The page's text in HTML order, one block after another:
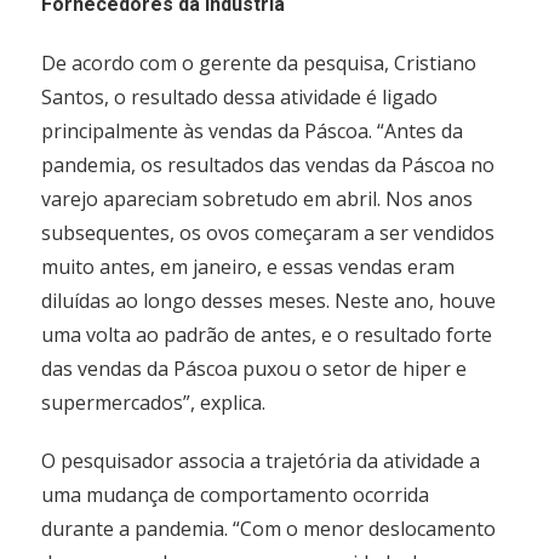
De acordo com o gerente da pesquisa, Cristiano
Santos, o resultado dessa atividade é ligado
principalmente às vendas da Páscoa. “Antes da
pandemia, os resultados das vendas da Páscoa no
varejo apareciam sobretudo em abril. Nos anos
subsequentes, os ovos começaram a ser vendidos
muito antes, em janeiro, e essas vendas eram
diluídas ao longo desses meses. Neste ano, houve
uma volta ao padrão de antes, e o resultado forte
das vendas da Páscoa puxou o setor de hiper e
supermercados”, explica.
O pesquisador associa a trajetória da atividade a
uma mudança de comportamento ocorrida
durante a pandemia. “Com o menor deslocamento